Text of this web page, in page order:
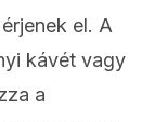
el. A
kávét vagy
a